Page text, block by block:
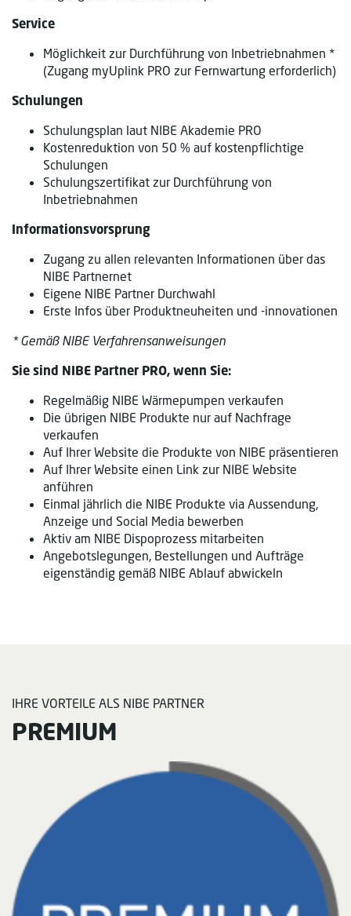
Service
Möglichkeit zur Durchführung von Inbetriebnahmen *
(Zugang myUplink PRO zur Fernwartung erforderlich)
Schulungen
Schulungsplan laut NIBE Akademie PRO
Kostenreduktion von 50 % auf kostenpflichtige
Schulungen
Schulungszertifikat zur Durchführung von
Inbetriebnahmen
Informationsvorsprung
Zugang zu allen relevanten Informationen über das
NIBE Partnernet
Eigene NIBE Partner Durchwahl
Erste Infos über Produktneuheiten und -innovationen
* Gemäß NIBE Verfahrensanweisungen
Sie sind NIBE Partner PRO, wenn Sie:
Regelmäßig NIBE Wärmepumpen verkaufen
Die übrigen NIBE Produkte nur auf Nachfrage
verkaufen
Auf Ihrer Website die Produkte von NIBE präsentieren
Auf Ihrer Website einen Link zur NIBE Website
anführen
Einmal jährlich die NIBE Produkte via Aussendung,
Anzeige und Social Media bewerben
Aktiv am NIBE Dispoprozess mitarbeiten
Angebotslegungen, Bestellungen und Aufträge
eigenständig gemäß NIBE Ablauf abwickeln
IHRE VORTEILE ALS NIBE PARTNER
PREMIUM